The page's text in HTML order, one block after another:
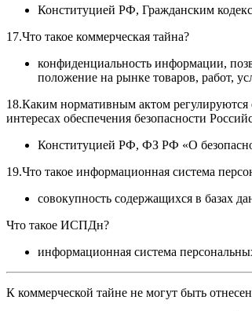
Конституцией РФ, Гражданским
17.Что такое коммерческая тайна?
конфиденциальность информации,
положение на рынке товаров, работ,
18.Каким нормативным актом регулируются
интересах обеспечения безопасности
Конституцией РФ, ФЗ РФ «О
19.Что такое информационная система
совокупность содержащихся в базах
Что такое ИСПДн?
информационная система
К коммерческой тайне не могут быть